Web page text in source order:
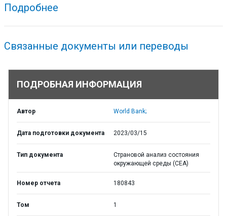
Подробнее
Связанные документы или переводы
ПОДРОБНАЯ ИНФОРМАЦИЯ
Автор World Bank;
Дата подготовки документа 2023/03/15
Тип документа
Страновой анализ состояния
окружающей среды (CEA)
Номер отчета 180843
Том 1